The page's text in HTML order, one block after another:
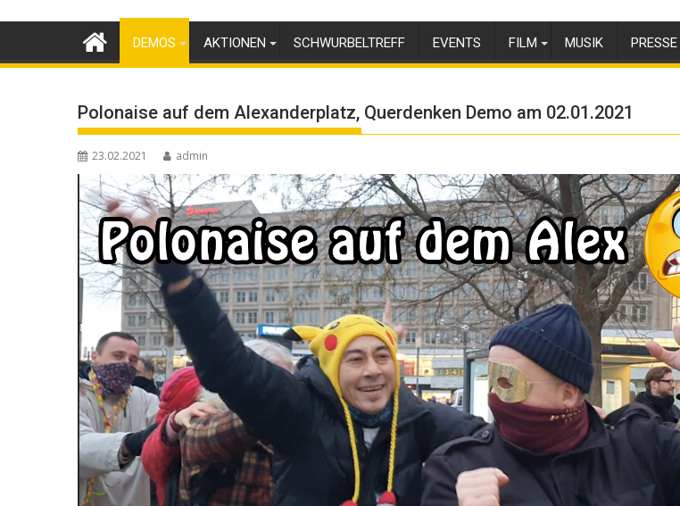
DEMOS AKTIONEN SCHWURBELTREFF EVENTS FILM MUSIK PRESSE
Polonaise auf dem Alexanderplatz, Querdenken Demo am 02.01.2021
23.02.2021 admin